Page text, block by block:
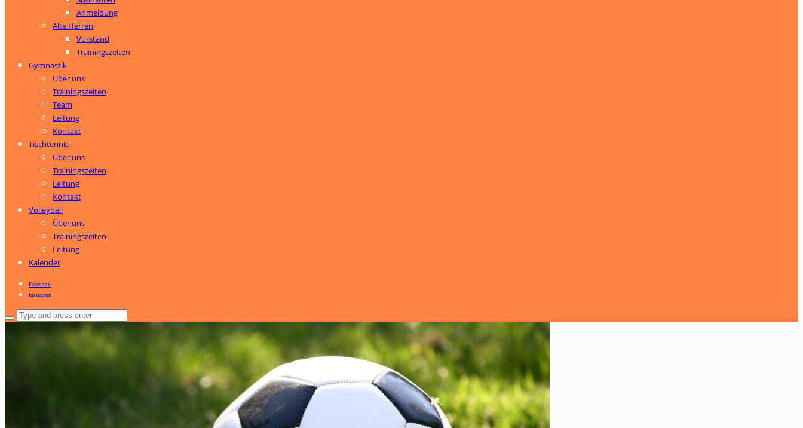
Anmeldung
Alte Herren
Vorstand
Trainingszeiten
Gymnastik
Über uns
Trainingszeiten
Team
Leitung
Kontakt
Tischtennis
Über uns
Trainingszeiten
Leitung
Kontakt
Volleyball
Über uns
Trainingszeiten
Leitung
Kalender
Facebook
Instagram